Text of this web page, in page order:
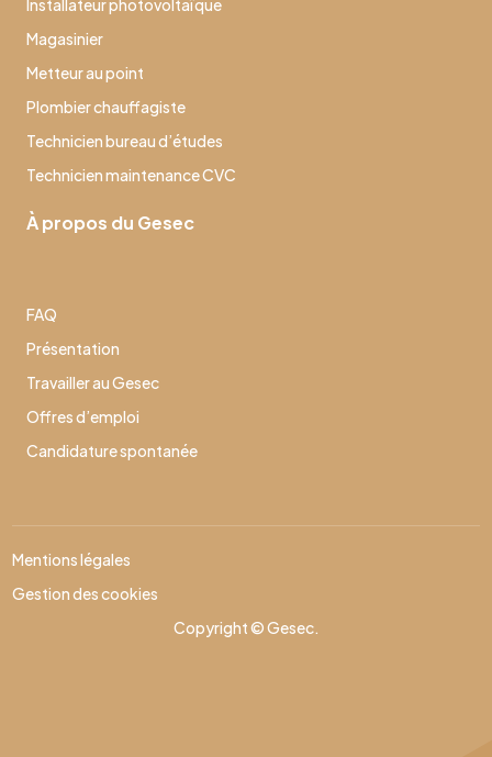
Installateur photovoltaïque
Magasinier
Metteur au point
Plombier chauffagiste
Technicien bureau d’études
Technicien maintenance CVC
À propos du Gesec
FAQ
Présentation
Travailler au Gesec
Offres d’emploi
Candidature spontanée
Copyright © Gesec.
Mentions légales
Gestion des cookies